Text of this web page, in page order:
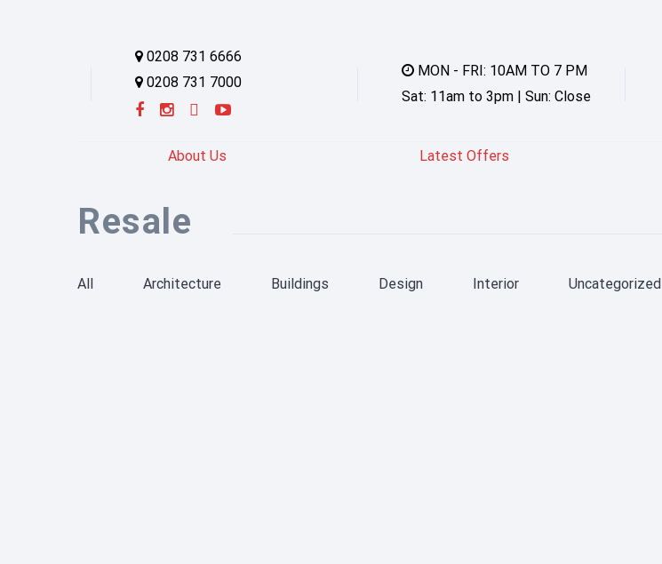
0208 731 6666
0208 731 7000
MON - FRI: 10AM TO 7 PM
Sat: 11am to 3pm | Sun: Close
About Us Latest Offers
Resale
All Architecture Buildings Design Interior Uncategorized